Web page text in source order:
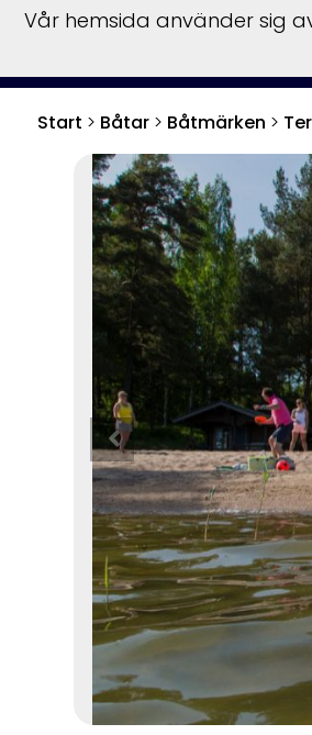
Start > Båtar> Båtmärken >
Vår hemsida använder sig